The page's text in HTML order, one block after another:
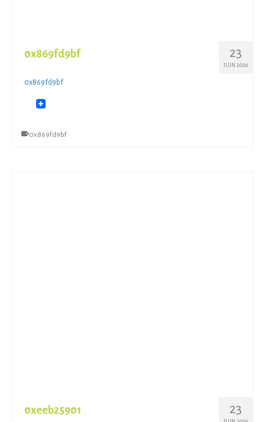
23
JUIN 2026
0x869fd9bf
0x869fd9bf
0x869fd9bf
23
0xeeb25901